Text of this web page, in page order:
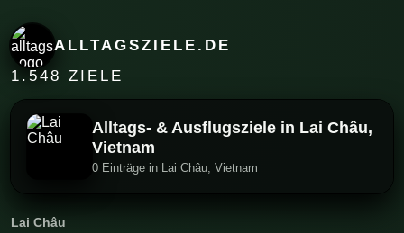
ALLTAGSZIELE.DE
1.548 ZIELE
Alltags- & Ausflugsziele in Lai Châu,
Vietnam
0 Einträge in Lai Châu, Vietnam
Lai Châu